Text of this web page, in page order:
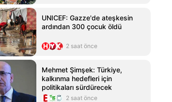
UNICEF: Gazze'de ateşkesin
ardından 300 çocuk öldü
2 saat önce
Mehmet Şimşek: Türkiye,
kalkınma hedefleri için
politikaları sürdürecek
2 saat önce